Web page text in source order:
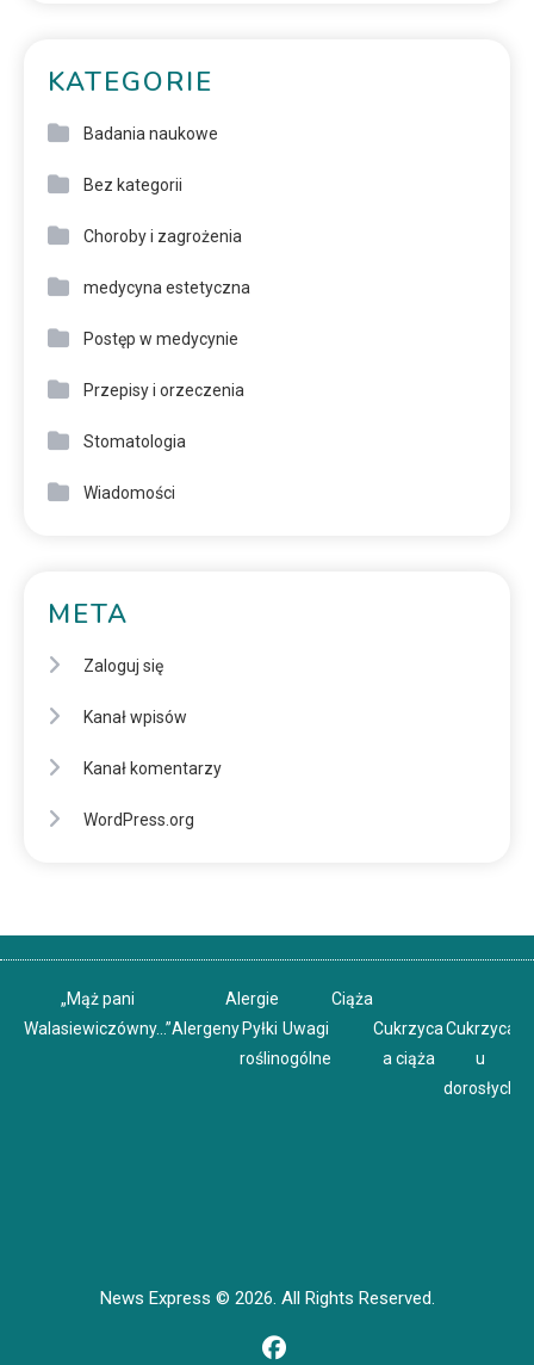
KATEGORIE
Badania naukowe
Bez kategorii
Choroby i zagrożenia
medycyna estetyczna
Postęp w medycynie
Przepisy i orzeczenia
Stomatologia
Wiadomości
META
Zaloguj się
Kanał wpisów
Kanał komentarzy
WordPress.org
„Mąż pani
Walasiewiczówny…”
Alergie
Alergeny Pyłki
roślin
Uwagi
ogólne
Ciąża
Cukrzyca
a ciąża
Cukrzyca
u
dorosłych
News Express © 2026. All Rights Reserved.